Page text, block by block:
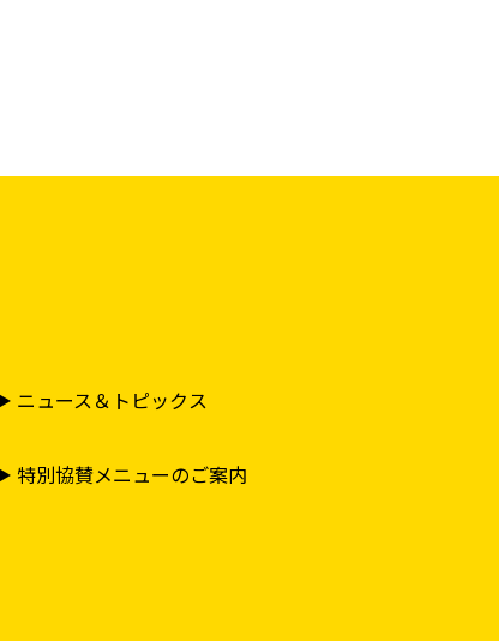
ニュース＆トピックス
特別協賛メニューのご案内